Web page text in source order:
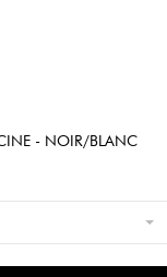
- NOIR/BLANC